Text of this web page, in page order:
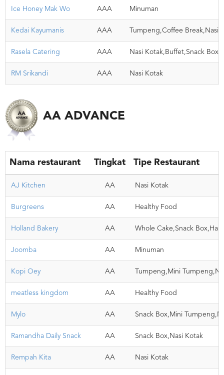
Ice Honey Mak Wo AAA Minuman
Kedai Kayumanis AAA Tumpeng,Coffee Break,Nasi
Rasela Catering AAA Nasi Kotak,Buffet,Snack Box
RM Srikandi AAA Nasi Kotak
AA ADVANCE
Nama restaurant Tingkat Tipe Restaurant
AJ Kitchen AA Nasi Kotak
Burgreens AA Healthy Food
Holland Bakery AA Whole Cake,Snack
Joomba AA Minuman
Kopi Oey AA Tumpeng,Mini
meatless kingdom AA Healthy Food
Mylo AA Snack Box,Mini
Ramandha Daily Snack AA Snack Box,Nasi Kotak
Rempah Kita AA Nasi Kotak